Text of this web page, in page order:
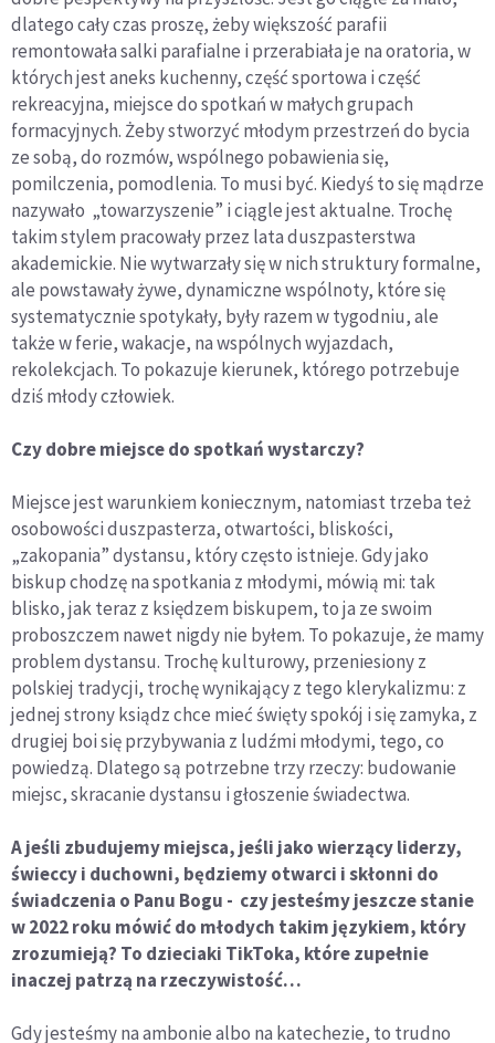
dlatego cały czas proszę, żeby większość parafii
remontowała salki parafialne i przerabiała je na oratoria, w
których jest aneks kuchenny, część sportowa i część
rekreacyjna, miejsce do spotkań w małych grupach
formacyjnych. Żeby stworzyć młodym przestrzeń do bycia
ze sobą, do rozmów, wspólnego pobawienia się,
pomilczenia, pomodlenia. To musi być. Kiedyś to się mądrze
nazywało „towarzyszenie” i ciągle jest aktualne. Trochę
takim stylem pracowały przez lata duszpasterstwa
akademickie. Nie wytwarzały się w nich struktury formalne,
ale powstawały żywe, dynamiczne wspólnoty, które się
systematycznie spotykały, były razem w tygodniu, ale
także w ferie, wakacje, na wspólnych wyjazdach,
rekolekcjach. To pokazuje kierunek, którego potrzebuje
dziś młody człowiek.
Czy dobre miejsce do spotkań wystarczy?
Miejsce jest warunkiem koniecznym, natomiast trzeba też
osobowości duszpasterza, otwartości, bliskości,
„zakopania” dystansu, który często istnieje. Gdy jako
biskup chodzę na spotkania z młodymi, mówią mi: tak
blisko, jak teraz z księdzem biskupem, to ja ze swoim
proboszczem nawet nigdy nie byłem. To pokazuje, że mamy
problem dystansu. Trochę kulturowy, przeniesiony z
polskiej tradycji, trochę wynikający z tego klerykalizmu: z
jednej strony ksiądz chce mieć święty spokój i się zamyka, z
drugiej boi się przybywania z ludźmi młodymi, tego, co
powiedzą. Dlatego są potrzebne trzy rzeczy: budowanie
miejsc, skracanie dystansu i głoszenie świadectwa.
A jeśli zbudujemy miejsca, jeśli jako wierzący liderzy,
świeccy i duchowni, będziemy otwarci i skłonni do
świadczenia o Panu Bogu - czy jesteśmy jeszcze stanie
w 2022 roku mówić do młodych takim językiem, który
zrozumieją? To dzieciaki TikToka, które zupełnie
inaczej patrzą na rzeczywistość…
Gdy jesteśmy na ambonie albo na katechezie, to trudno